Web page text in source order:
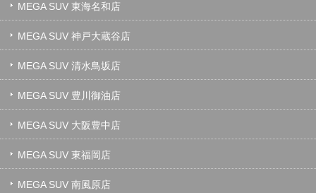
MEGA SUV 東海名和店
MEGA SUV 神戸大蔵谷店
MEGA SUV 清水鳥坂店
MEGA SUV 豊川御油店
MEGA SUV 大阪豊中店
MEGA SUV 東福岡店
MEGA SUV 南風原店